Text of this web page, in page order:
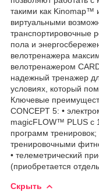
такими как Kinomap™
виртуальными
транспортировочные
пола и
велотренажера
велотренажером
надежный тренажер
условиях, который
Ключевые
CONCEPT 5: •
magicFLOW™ PLUS с
программ
тренировочными
• телеметрический
(приобретается
Скрыть